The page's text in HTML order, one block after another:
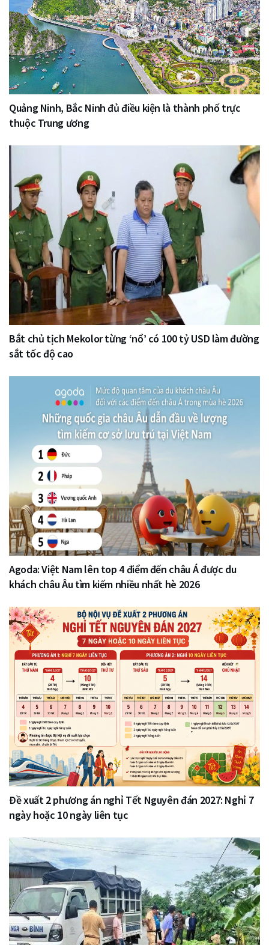
Quảng Ninh, Bắc Ninh đủ điều kiện là thành phố trực
thuộc Trung ương
Bắt chủ tịch Mekolor từng ‘nổ’ có 100 tỷ USD làm đường
sắt tốc độ cao
Agoda: Việt Nam lên top 4 điểm đến châu Á được du
khách châu Âu tìm kiếm nhiều nhất hè 2026
Đề xuất 2 phương án nghỉ Tết Nguyên đán 2027: Nghỉ 7
ngày hoặc 10 ngày liên tục